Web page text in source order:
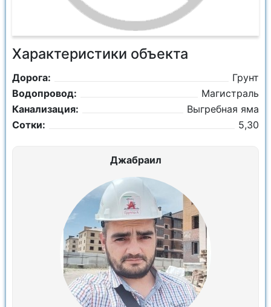
Характеристики объекта
Дорога:
Грунт
Водопровод:
Магистраль
Канализация:
Выгребная яма
Сотки:
5,30
Джабраил